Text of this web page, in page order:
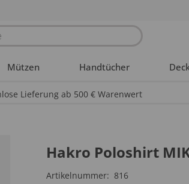
Mützen Handtücher
Lieferung ab 500 € Warenwert
Hakro Poloshirt
Artikelnummer: 816